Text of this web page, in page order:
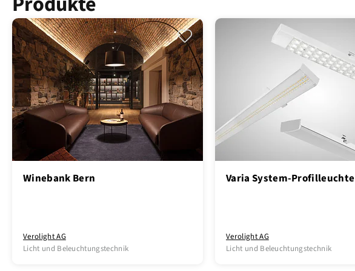
Winebank Bern
Verolight AG
Licht und Beleuchtungstechnik
Varia System-Profilleuchte
Verolight AG
Licht und Beleuchtungstechnik